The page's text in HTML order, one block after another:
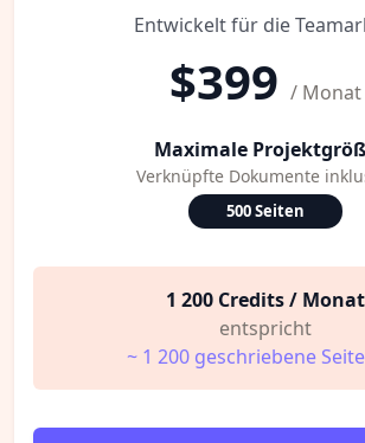
Entwickelt für die
$399 / Monat
Maximale
Verknüpfte Dokumente
500 Seiten
1 200 Credits / Monat
entspricht
~ 1 200 geschriebene